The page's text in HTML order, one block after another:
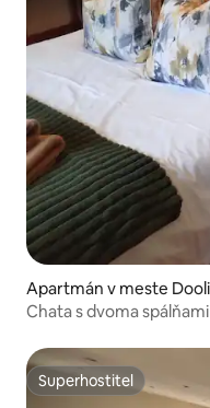
Apartmán v meste
Chata s dvoma
Superhostiteľ
Superhostiteľ